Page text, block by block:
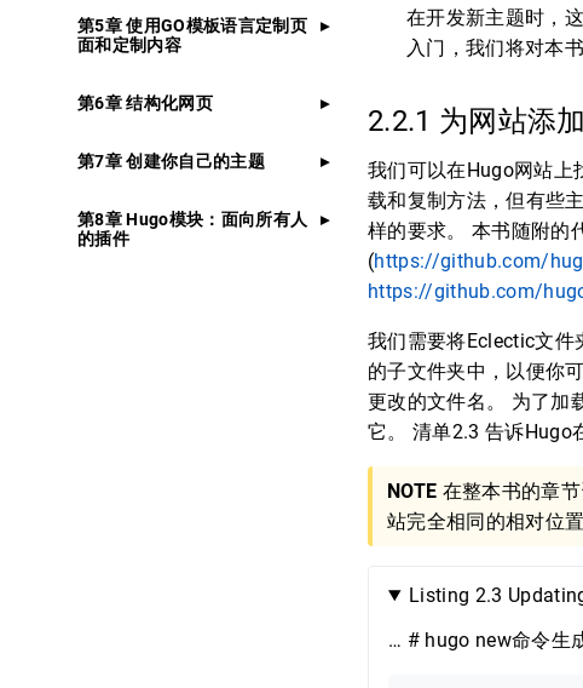
第5章 使用GO模板语言定制页
面和定制内容
第6章 结构化网页
第7章 创建你自己的主题
第8章 Hugo模块：面向所有人
的插件
在开发新主题时，
入门，我们将对本
2.2.1 为网站添
我们可以在Hugo网站上
载和复制方法，但有些
样的要求。 本书随附的
(https://github.com/
https://github.com/
我们需要将Eclectic文件
的子文件夹中，以便你
更改的文件名。 为了加
它。 清单2.3 告诉Hugo
NOTE 在整本书的章
站完全相同的相对位置
Listing 2.3
… # hugo new命令生